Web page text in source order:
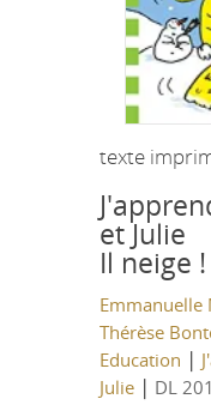
texte
et Julie
Il neige !
Emmanuelle
Thérèse
Education |
Julie| DL